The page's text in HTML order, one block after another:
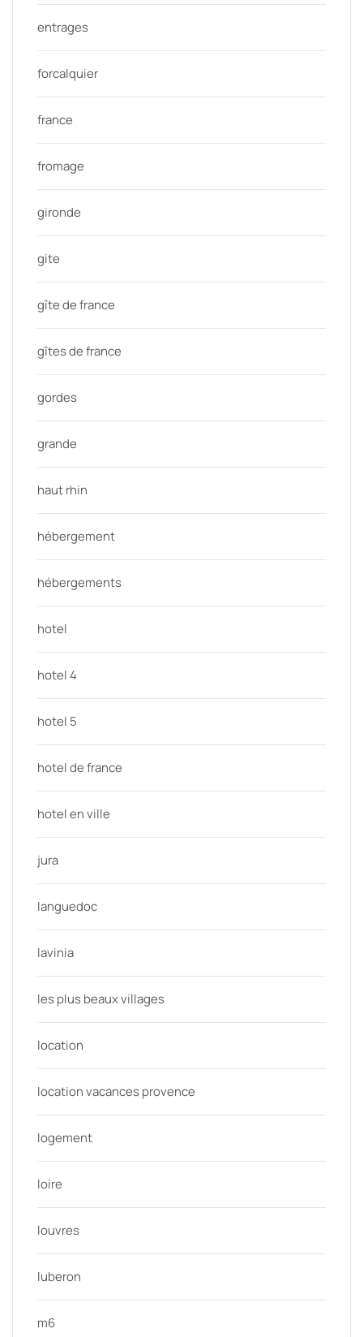
entrages
forcalquier
france
fromage
gironde
gite
gîte de france
gîtes de france
gordes
grande
haut rhin
hébergement
hébergements
hotel
hotel 4
hotel 5
hotel de france
hotel en ville
jura
languedoc
lavinia
les plus beaux villages
location
location vacances provence
logement
loire
louvres
luberon
m6